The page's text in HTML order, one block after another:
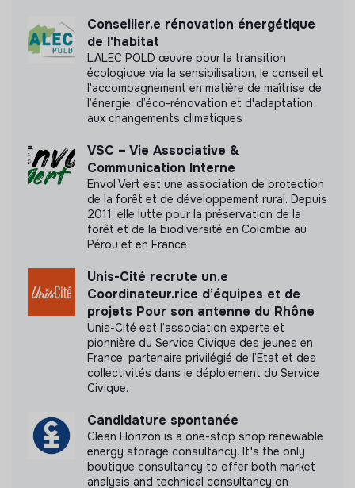
Documents
N'a pas encore communiqué de documents de
transparence
Conseiller.e rénovation énergétique
de l'habitat
L’ALEC POLD œuvre pour la transition
écologique via la sensibilisation, le conseil et
l'accompagnement en matière de maîtrise de
l’énergie, d’éco-rénovation et d'adaptation
aux changements climatiques
VSC – Vie Associative &
Communication Interne
Envol Vert est une association de protection
de la forêt et de développement rural. Depuis
2011, elle lutte pour la préservation de la
forêt et de la biodiversité en Colombie au
Pérou et en France
Unis-Cité recrute un.e
Coordinateur.rice d’équipes et de
projets Pour son antenne du Rhône
Unis-Cité est l’association experte et
pionnière du Service Civique des jeunes en
France, partenaire privilégié de l’Etat et des
collectivités dans le déploiement du Service
Civique.
Candidature spontanée
Clean Horizon is a one-stop shop renewable
energy storage consultancy. It's the only
boutique consultancy to offer both market
analysis and technical consultancy on